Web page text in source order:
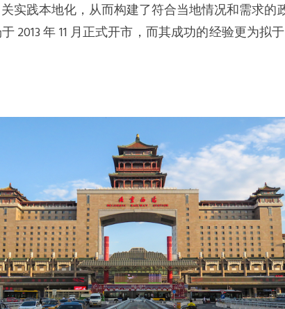
实践本地化，从而构建了符合当地情况和需求的
2013 年 11 月正式开市，而其成功的经验更为拟